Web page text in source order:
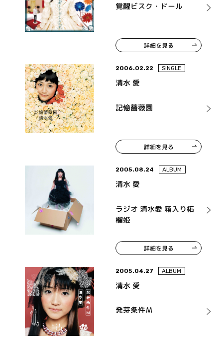
覚醒ビスク・ドール
詳細を見る
2006.02.22 SINGLE
清水 愛
記憶薔薇園
詳細を見る
2005.08.24 ALBUM
清水 愛
ラジオ 清水愛 箱入り柘
榴姫
詳細を見る
2005.04.27 ALBUM
清水 愛
発芽条件Ｍ